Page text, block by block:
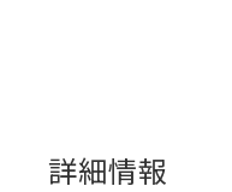
詳細情報